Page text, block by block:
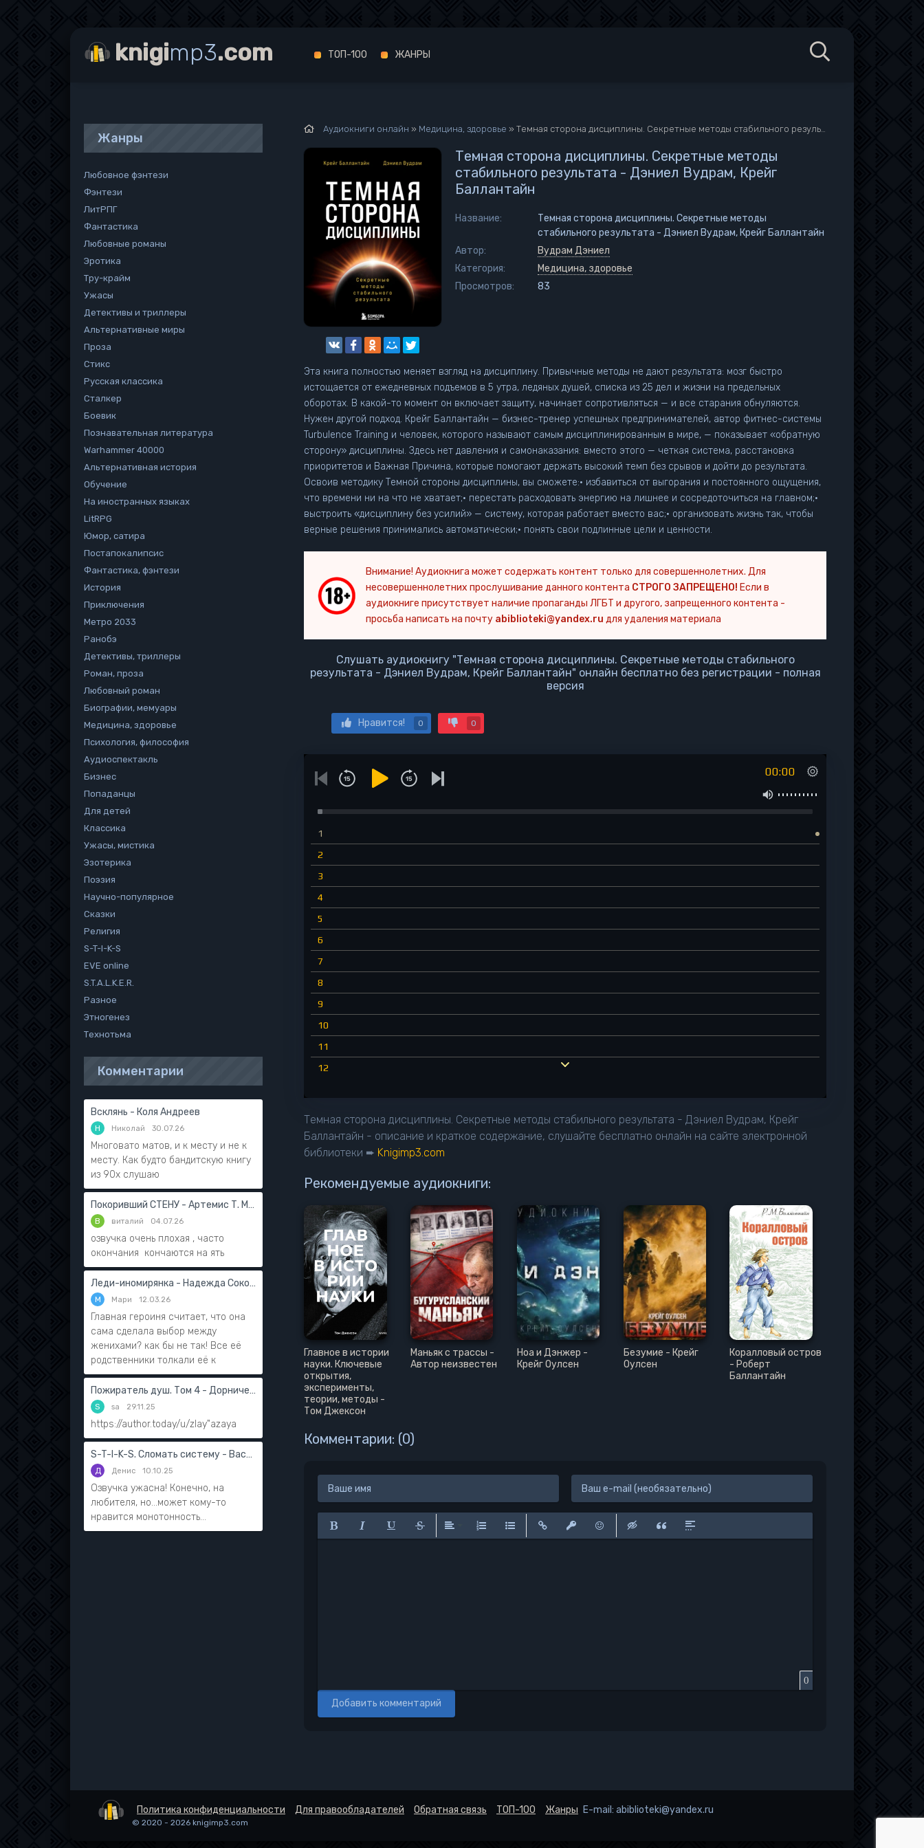
Аудиокниги онлайн » Медицина, здоровье » Темная сторона дисциплины. Секретные методы стабильного результата - Дэниел Вудрам, Крейг Баллантайн
Темная сторона дисциплины. Секретные методы
стабильного результата - Дэниел Вудрам, Крейг
Баллантайн
Название:
Темная сторона дисциплины. Секретные методы
стабильного результата - Дэниел Вудрам, Крейг Баллантайн
Автор:
Вудрам Дэниел
Категория:
Медицина, здоровье
Просмотров:
83
Эта книга полностью меняет взгляд на дисциплину. Привычные методы не дают результата: мозг быстро
истощается от ежедневных подъемов в 5 утра, ледяных душей, списка из 25 дел и жизни на предельных
оборотах. В какой-то момент он включает защиту, начинает сопротивляться — и все старания обнуляются.
Нужен другой подход. Крейг Баллантайн — бизнес-тренер успешных предпринимателей, автор фитнес-системы
Turbulence Training и человек, которого называют самым дисциплинированным в мире, — показывает «обратную
сторону» дисциплины. Здесь нет давления и самонаказания: вместо этого — четкая система, расстановка
приоритетов и Важная Причина, которые помогают держать высокий темп без срывов и дойти до результата.
Освоив методику Темной стороны дисциплины, вы сможете:• избавиться от выгорания и постоянного ощущения,
что времени ни на что не хватает;• перестать расходовать энергию на лишнее и сосредоточиться на главном;•
выстроить «дисциплину без усилий» — систему, которая работает вместо вас;• организовать жизнь так, чтобы
верные решения принимались автоматически;• понять свои подлинные цели и ценности.
Внимание! Аудиокнига может содержать контент только для совершеннолетних. Для
несовершеннолетних прослушивание данного контента СТРОГО ЗАПРЕЩЕНО! Если в
аудиокниге присутствует наличие пропаганды ЛГБТ и другого, запрещенного контента -
просьба написать на почту abiblioteki@yandex.ru для удаления материала
Слушать аудиокнигу "Темная сторона дисциплины. Секретные методы стабильного
результата - Дэниел Вудрам, Крейг Баллантайн" онлайн бесплатно без регистрации - полная
версия
Нравится! 0 0
00:00
1
2
3
4
5
6
7
8
9
10
11
12
15
16
19
20
21
Темная сторона дисциплины. Секретные методы стабильного результата - Дэниел Вудрам, Крейг
Баллантайн - описание и краткое содержание, слушайте бесплатно онлайн на сайте электронной
библиотеки ➨ Knigimp3.com
Рекомендуемые аудиокниги:
Главное в истории
науки. Ключевые
открытия,
эксперименты,
теории, методы -
Том Джексон
Маньяк с трассы -
Автор неизвестен
Ноа и Дэнжер -
Крейг Оулсен
Безумие - Крейг
Оулсен
Коралловый остров
- Роберт
Баллантайн
Комментарии: (0)
0
Добавить комментарий
Жанры
Любовное фэнтези
Фэнтези
ЛитРПГ
Фантастика
Любовные романы
Эротика
Тру-крайм
Ужасы
Детективы и триллеры
Альтернативные миры
Проза
Стикс
Русская классика
Сталкер
Боевик
Познавательная литература
Warhammer 40000
Альтернативная история
Обучение
На иностранных языках
LitRPG
Юмор, сатира
Постапокалипсис
Фантастика, фэнтези
История
Приключения
Метро 2033
Ранобэ
Детективы, триллеры
Роман, проза
Любовный роман
Биографии, мемуары
Медицина, здоровье
Психология, философия
Аудиоспектакль
Бизнес
Попаданцы
Для детей
Классика
Ужасы, мистика
Эзотерика
Поэзия
Научно-популярное
Сказки
Религия
S-T-I-K-S
EVE online
S.T.A.L.K.E.R.
Разное
Этногенез
Технотьма
Комментарии
Всклянь - Коля Андреев
Н Николай 30.07.26
Многовато матов, и к месту и не к
месту. Как будто бандитскую книгу
из 90х слушаю
Покоривший СТЕНУ - Артемис Т. Мантикор
В виталий 04.07.26
озвучка очень плохая , часто
окончания кончаются на ять
Леди-иномирянка - Надежда Соколова
М Мари 12.03.26
Главная героиня считает, что она
сама сделала выбор между
женихами? как бы не так! Все её
родственники толкали её к
Пожиратель душ. Том 4 - Дорничев Дмитрий
S sa 29.11.25
https://author.today/u/zlay"azaya
S-T-I-K-S. Сломать систему - Василий Мушинский
Д Денис 10.10.25
Озвучка ужасна! Конечно, на
любителя, но...может кому-то
нравится монотонность...
knigimp3.com ТОП-100 ЖАНРЫ
Политика конфиденциальности Для правообладателей Обратная связь ТОП-100 Жанры E-mail: abiblioteki@yandex.ru
© 2020 - 2026 knigimp3.com